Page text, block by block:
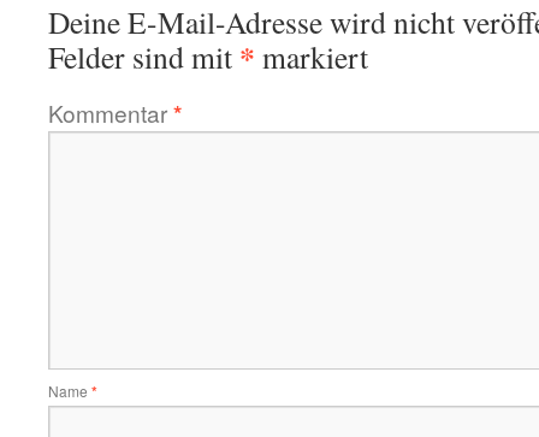
Deine E-Mail-Adresse wird nicht
Felder sind mit * markiert
Kommentar*
Name *